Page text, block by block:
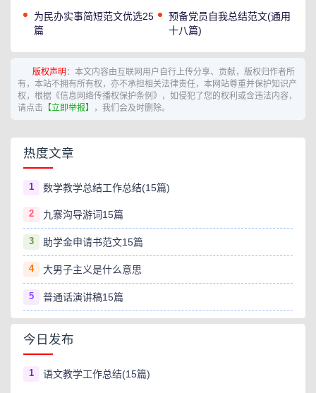
为民办实事简短范文优选25
篇
预备党员自我总结范文(通用
十八篇)
版权声明 ：本文内容由互联网用户自行上传分享、贡献，版权归作者所
有，本站不拥有所有权，亦不承担相关法律责任，本网站尊重并保护知识产
权，根据《信息网络传播权保护条例》，如侵犯了您的权利或含违法内容，
请点击 【立即举报】 ，我们会及时删除。
热度文章
1 数学教学总结工作总结(15篇)
2 九寨沟导游词15篇
3 助学金申请书范文15篇
4 大男子主义是什么意思
5 普通话演讲稿15篇
今日发布
1 语文教学工作总结(15篇)